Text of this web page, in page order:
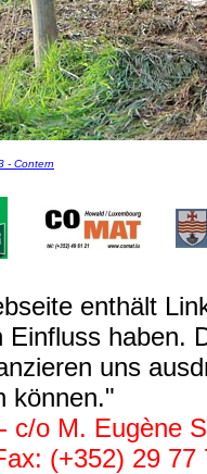
- Contern
enthält
Einfluss haben.
uns
können."
c/o M. Eugène
(+352) 29